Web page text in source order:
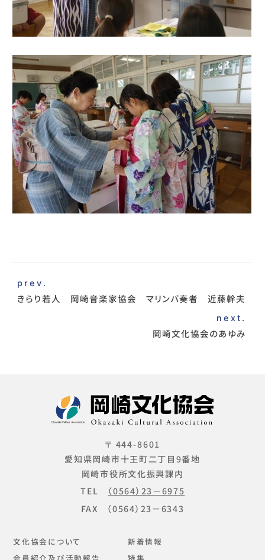
prev.
きらり若人 岡崎音楽家協会 マリンバ奏者 近藤幹夫
next.
岡崎文化協会のあゆみ
〒 444-8601
愛知県岡崎市十王町二丁目9番地
岡崎市役所文化振興課内
TEL （0564）23－6975
FAX （0564）23－6343
文化協会について 新着情報